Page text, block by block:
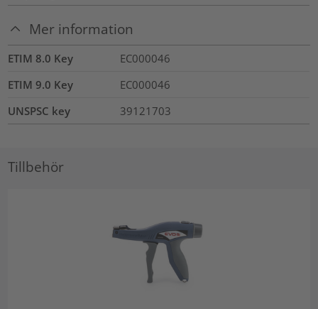
Mer information
ETIM 8.0 Key
EC000046
ETIM 9.0 Key
EC000046
UNSPSC key
39121703
Tillbehör